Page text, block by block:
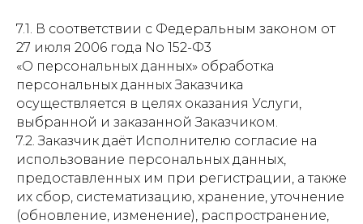
7.1. В соответствии с Федеральным законом от
27 июля 2006 года No 152-Ф3
«О персональных данных» обработка
персональных данных Заказчика
осуществляется в целях оказания Услуги,
выбранной и заказанной Заказчиком.
7.2. Заказчик даёт Исполнителю согласие на
использование персональных данных,
предоставленных им при регистрации, а также
их сбор, систематизацию, хранение, уточнение
(обновление, изменение), распространение,